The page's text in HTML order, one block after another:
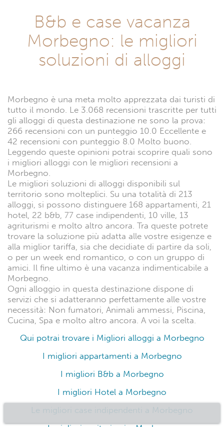
B&b e case vacanza
Morbegno: le migliori
soluzioni di alloggi
Morbegno è una meta molto apprezzata dai turisti di
tutto il mondo. Le 3.068 recensioni trascritte per tutti
gli alloggi di questa destinazione ne sono la prova:
266 recensioni con un punteggio 10.0 Eccellente e
42 recensioni con punteggio 8.0 Molto buono.
Leggendo queste opinioni potrai scoprire quali sono
i migliori alloggi con le migliori recensioni a
Morbegno.
Le migliori soluzioni di alloggi disponibili sul
territorio sono molteplici. Su una totalità di 213
alloggi, si possono distinguere 168 appartamenti, 21
hotel, 22 b&b, 77 case indipendenti, 10 ville, 13
agriturismi e molto altro ancora. Tra queste potrete
trovare la soluzione più adatta alle vostre esigenze e
alla miglior tariffa, sia che decidiate di partire da soli,
o per un week end romantico, o con un gruppo di
amici. Il fine ultimo è una vacanza indimenticabile a
Morbegno.
Ogni alloggio in questa destinazione dispone di
servizi che si adatteranno perfettamente alle vostre
necessità: Non fumatori, Animali ammessi, Piscina,
Cucina, Spa e molto altro ancora. A voi la scelta.
Qui potrai trovare i Migliori alloggi a Morbegno
I migliori appartamenti a Morbegno
I migliori B&b a Morbegno
I migliori Hotel a Morbegno
Le migliori case indipendenti a Morbegno